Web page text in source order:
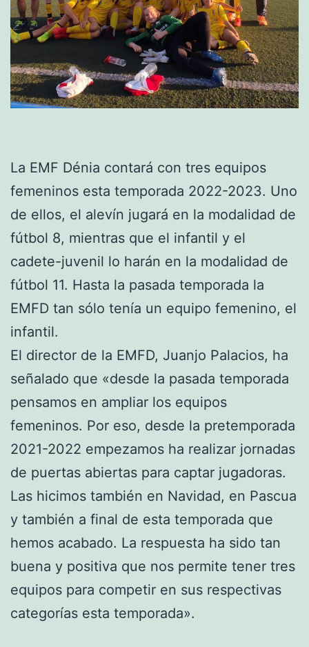
La EMF Dénia contará con tres equipos
femeninos esta temporada 2022-2023. Uno
de ellos, el alevín jugará en la modalidad de
fútbol 8, mientras que el infantil y el
cadete-juvenil lo harán en la modalidad de
fútbol 11. Hasta la pasada temporada la
EMFD tan sólo tenía un equipo femenino, el
infantil.
El director de la EMFD, Juanjo Palacios, ha
señalado que «desde la pasada temporada
pensamos en ampliar los equipos
femeninos. Por eso, desde la pretemporada
2021-2022 empezamos ha realizar jornadas
de puertas abiertas para captar jugadoras.
Las hicimos también en Navidad, en Pascua
y también a final de esta temporada que
hemos acabado. La respuesta ha sido tan
buena y positiva que nos permite tener tres
equipos para competir en sus respectivas
categorías esta temporada».